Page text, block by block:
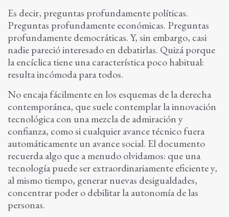
Es decir, preguntas profundamente políticas.
Preguntas profundamente económicas. Preguntas
profundamente democráticas. Y, sin embargo, casi
nadie pareció interesado en debatirlas. Quizá porque
la encíclica tiene una característica poco habitual:
resulta incómoda para todos.
No encaja fácilmente en los esquemas de la derecha
contemporánea, que suele contemplar la innovación
tecnológica con una mezcla de admiración y
confianza, como si cualquier avance técnico fuera
automáticamente un avance social. El documento
recuerda algo que a menudo olvidamos: que una
tecnología puede ser extraordinariamente eficiente y,
al mismo tiempo, generar nuevas desigualdades,
concentrar poder o debilitar la autonomía de las
personas.